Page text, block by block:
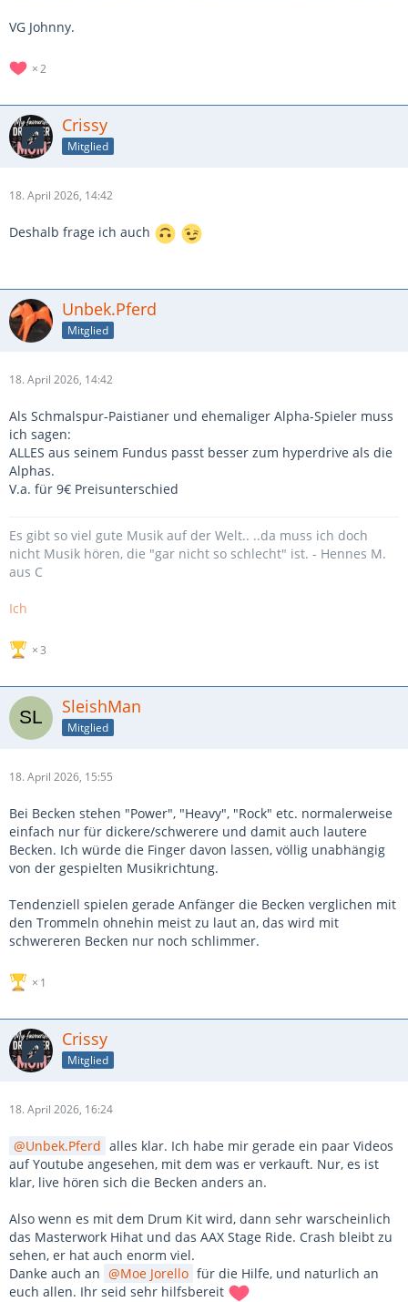
VG Johnny.
2
Crissy
Mitglied
18. April 2026, 14:42
Deshalb frage ich auch
Unbek.Pferd
Mitglied
18. April 2026, 14:42
Als Schmalspur-Paistianer und ehemaliger Alpha-Spieler muss
ich sagen:
ALLES aus seinem Fundus passt besser zum hyperdrive als die
Alphas.
V.a. für 9€ Preisunterschied
Es gibt so viel gute Musik auf der Welt.. ..da muss ich doch
nicht Musik hören, die "gar nicht so schlecht" ist. - Hennes M.
aus C
Ich
3
SleishMan
Mitglied
18. April 2026, 15:55
Bei Becken stehen "Power", "Heavy", "Rock" etc. normalerweise
einfach nur für dickere/schwerere und damit auch lautere
Becken. Ich würde die Finger davon lassen, völlig unabhängig
von der gespielten Musikrichtung.
Tendenziell spielen gerade Anfänger die Becken verglichen mit
den Trommeln ohnehin meist zu laut an, das wird mit
schwereren Becken nur noch schlimmer.
1
Crissy
Mitglied
18. April 2026, 16:24
Unbek.Pferd alles klar. Ich habe mir gerade ein paar Videos
auf Youtube angesehen, mit dem was er verkauft. Nur, es ist
klar, live hören sich die Becken anders an.
Also wenn es mit dem Drum Kit wird, dann sehr warscheinlich
das Masterwork Hihat und das AAX Stage Ride. Crash bleibt zu
sehen, er hat auch enorm viel.
Danke auch an
Moe Jorello für die Hilfe, und naturlich an
euch allen. Ihr seid sehr hilfsbereit